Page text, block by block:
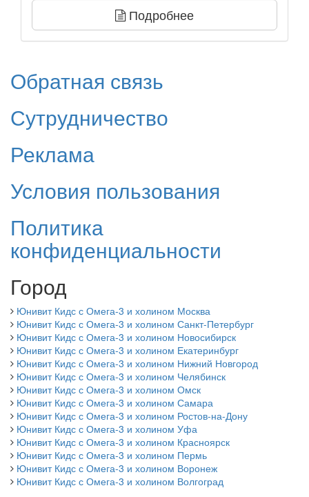
Подробнее
Обратная связь
Сутрудничество
Реклама
Условия пользования
Политика
конфиденциальности
Город
Юнивит Кидс с Омега-3 и холином Москва
Юнивит Кидс с Омега-3 и холином Санкт-Петербург
Юнивит Кидс с Омега-3 и холином Новосибирск
Юнивит Кидс с Омега-3 и холином Екатеринбург
Юнивит Кидс с Омега-3 и холином Нижний Новгород
Юнивит Кидс с Омега-3 и холином Челябинск
Юнивит Кидс с Омега-3 и холином Омск
Юнивит Кидс с Омега-3 и холином Самара
Юнивит Кидс с Омега-3 и холином Ростов-на-Дону
Юнивит Кидс с Омега-3 и холином Уфа
Юнивит Кидс с Омега-3 и холином Красноярск
Юнивит Кидс с Омега-3 и холином Пермь
Юнивит Кидс с Омега-3 и холином Воронеж
Юнивит Кидс с Омега-3 и холином Волгоград